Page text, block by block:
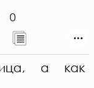
0
а как